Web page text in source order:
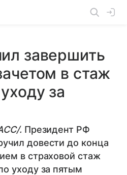
завершить
в стаж
за
. Президент РФ
довести до конца
в страховой стаж
уходу за пятым